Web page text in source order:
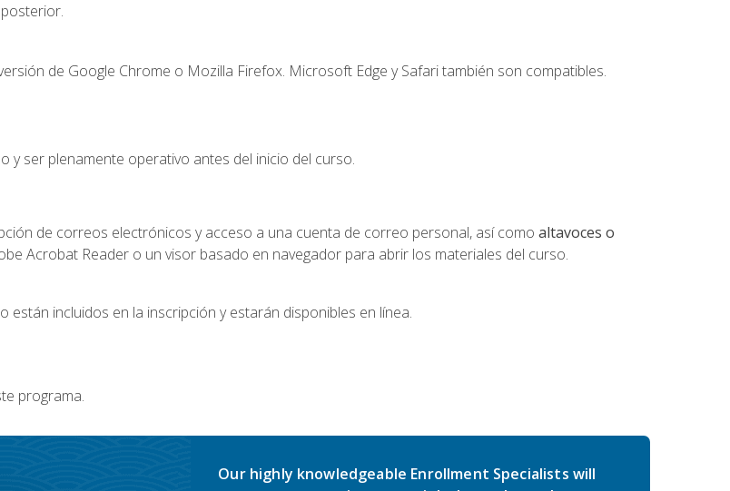
de Google Chrome o Mozilla Firefox. Microsoft Edge y Safari también son compatibles.
y ser plenamente operativo antes del inicio del curso.
de correos electrónicos y acceso a una cuenta de correo personal, así como altavoces o
Acrobat Reader o un visor basado en navegador para abrir los materiales del curso.
incluidos en la inscripción y estarán disponibles en línea.
programa.
Our highly knowledgeable Enrollment Specialists will